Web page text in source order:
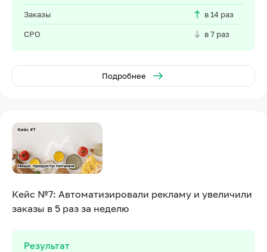
Заказы в 14 раз
CPO в 7 раз
Подробнее
Кейс №7: Автоматизировали рекламу и увеличили
заказы в 5 раз за неделю
Результат